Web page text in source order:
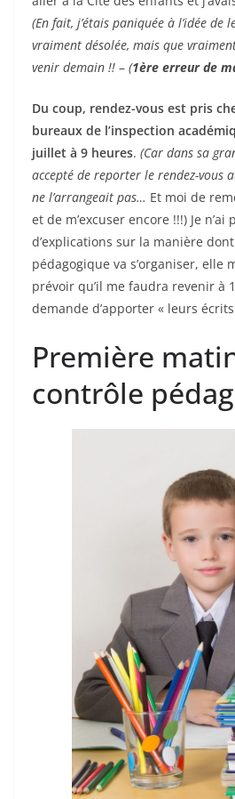
(En fait, j’étais paniquée à l’idée de
vraiment désolée, mais que
venir demain !! – (1ère erreur de
Du coup, rendez-vous est pris
bureaux de l’inspection
juillet à 9 heures. (Car dans sa
accepté de reporter le rendez-vous
ne l’arrangeait pas… Et moi de
et de m’excuser encore !!!) Je
d’explications sur la manière
pédagogique va s’organiser, elle
prévoir qu’il me faudra revenir à
demande d’apporter « leurs écrits
Première
contrôle